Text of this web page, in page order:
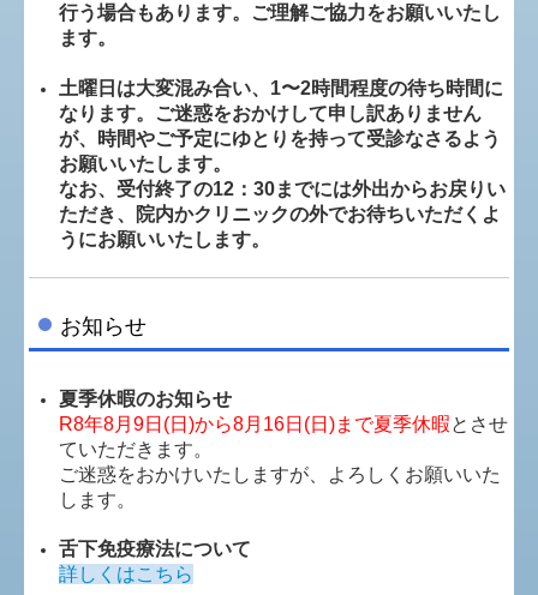
行う場合もあります。ご理解ご協力をお願いいたし
ます。
土曜日は大変混み合い、1〜2時間程度の待ち時間に
なります。ご迷惑をおかけして申し訳ありません
が、時間やご予定にゆとりを持って受診なさるよう
お願いいたします。
なお、受付終了の12：30までには外出からお戻りい
ただき、院内かクリニックの外でお待ちいただくよ
うにお願いいたします。
お知らせ
夏季休暇のお知らせ
R8年8月9日(日)から8月16日(日)まで夏季休暇とさせ
ていただきます。
ご迷惑をおかけいたしますが、よろしくお願いいた
します。
舌下免疫療法について
詳しくはこちら